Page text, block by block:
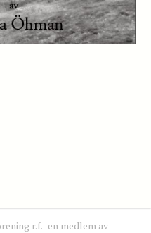
r.f.- en medlem av